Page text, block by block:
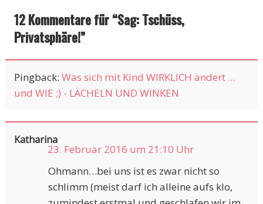
12 Kommentare für “Sag: Tschüss,
Privatsphäre!”
Pingback: Was sich mit Kind WIRKLICH ändert ...
und WIE ;) - LÄCHELN UND WINKEN
Katharina
23. Februar 2016 um 21:10 Uhr
Ohmann…bei uns ist es zwar nicht so
schlimm (meist darf ich alleine aufs klo,